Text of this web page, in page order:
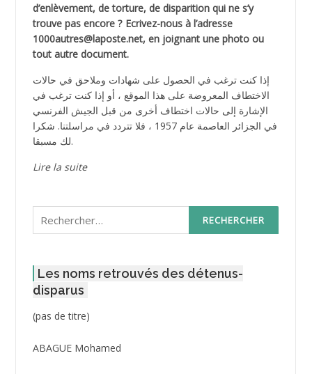
d’enlèvement, de torture, de disparition qui ne s’y
trouve pas encore ? Ecrivez-nous à l’adresse
1000autres@laposte.net, en joignant une photo ou
tout autre document.
إذا كنت ترغب في الحصول على شهادات وملاحق في حالات
الاختطاف المعروضة على هذا الموقع ، أو إذا كنت ترغب في
الإشارة إلى حالات اختطاف أخرى من قبل الجيش الفرنسي
في الجزائر العاصمة عام 1957 ، فلا تتردد في مراسلتنا. شكرا
لك مسبقا.
Lire la suite
Rechercher :
Les noms retrouvés des détenus-
disparus
(pas de titre)Post
3416
ABAGUE Mohamed